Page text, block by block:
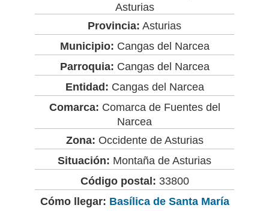
Asturias
Provincia: Asturias
Municipio: Cangas del Narcea
Parroquia: Cangas del Narcea
Entidad: Cangas del Narcea
Comarca: Comarca de Fuentes del
Narcea
Zona: Occidente de Asturias
Situación: Montaña de Asturias
Código postal: 33800
Cómo llegar: Basílica de Santa María